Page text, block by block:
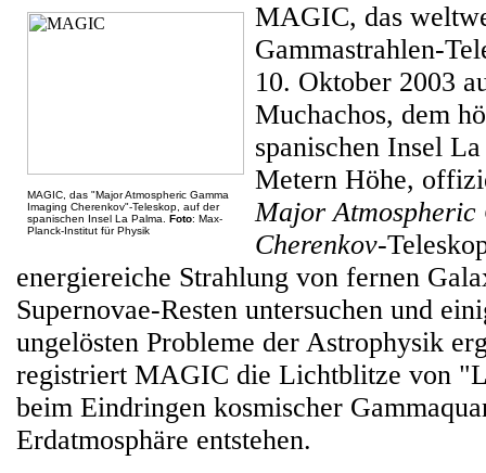
MAGIC, das "Major Atmospheric Gamma
Imaging Cherenkov"-Teleskop, auf der
spanischen Insel La Palma. Foto: Max-
Planck-Institut für Physik
MAGIC, das
Gammastrahlen-
10. Oktober 2003
Muchachos, dem
spanischen Insel
Metern Höhe,
Major Atmospheric
Cherenkov-
energiereiche Strahlung von fernen
Supernovae-Resten untersuchen und
ungelösten Probleme der Astrophysik
registriert MAGIC die Lichtblitze von
beim Eindringen kosmischer
Erdatmosphäre entstehen.